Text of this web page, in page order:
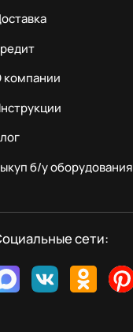
компании
б/у оборудования
сети: